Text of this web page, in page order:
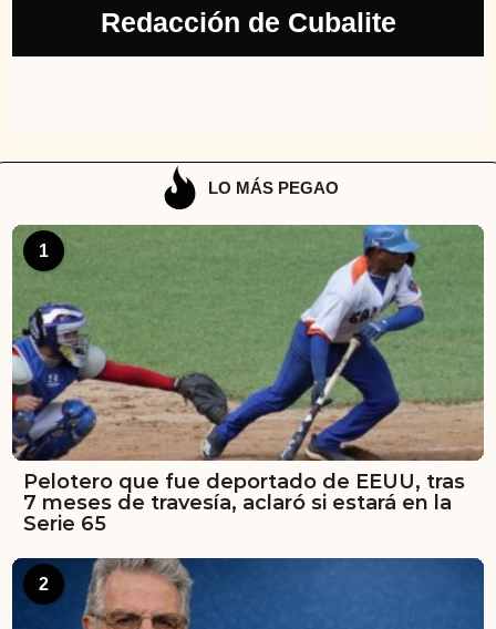
Redacción de Cubalite
LO MÁS PEGAO
1
Pelotero que fue deportado de EEUU, tras
7 meses de travesía, aclaró si estará en la
Serie 65
2